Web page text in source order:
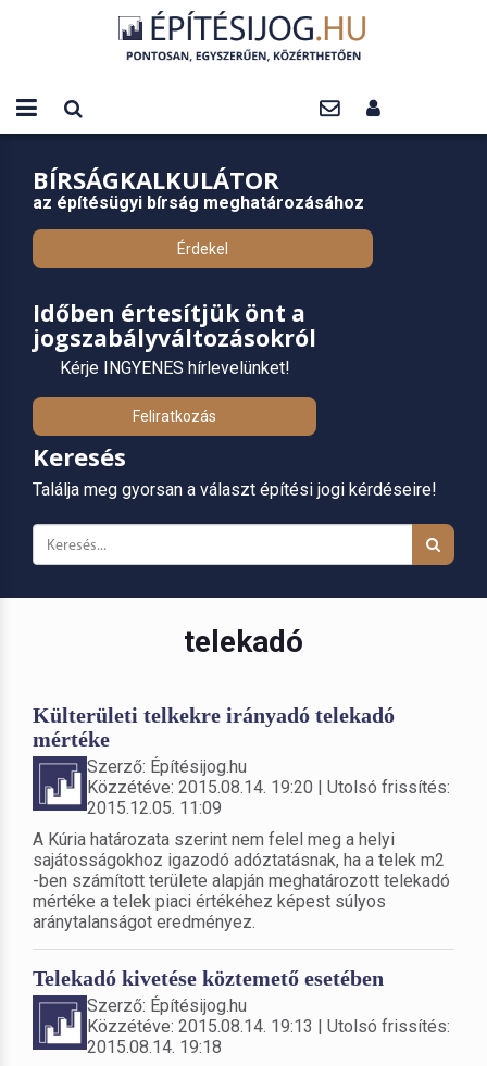
BÍRSÁGKALKULÁTOR
az építésügyi bírság meghatározásához
Érdekel
Időben értesítjük önt a
jogszabályváltozásokról
Kérje INGYENES hírlevelünket!
Feliratkozás
Keresés
Találja meg gyorsan a választ építési jogi kérdéseire!
telekadó
Külterületi telkekre irányadó telekadó
mértéke
Szerző: Építésijog.hu
Közzétéve: 2015.08.14. 19:20 | Utolsó frissítés:
2015.12.05. 11:09
A Kúria határozata szerint nem felel meg a helyi
sajátosságokhoz igazodó adóztatásnak, ha a telek m2
-ben számított területe alapján meghatározott telekadó
mértéke a telek piaci értékéhez képest súlyos
aránytalanságot eredményez.
Telekadó kivetése köztemető esetében
Szerző: Építésijog.hu
Közzétéve: 2015.08.14. 19:13 | Utolsó frissítés:
2015.08.14. 19:18